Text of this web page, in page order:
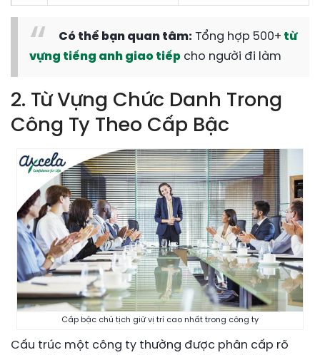
Có thể bạn quan tâm: Tổng hợp 500+ từ
vựng tiếng anh giao tiếp cho người đi làm
2. Từ Vựng Chức Danh Trong
Công Ty Theo Cấp Bậc
Cấp bậc chủ tịch giữ vị trí cao nhất trong công ty
Cấu trúc một công ty thường được phân cấp rõ